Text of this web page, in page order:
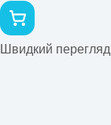
Швидкий перегляд